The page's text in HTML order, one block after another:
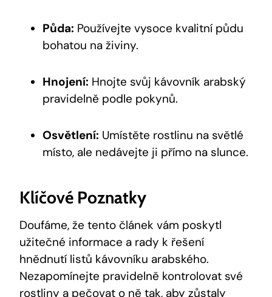
Půda: Používejte vysoce kvalitní půdu
bohatou na živiny.
Hnojení: Hnojte svůj kávovník arabský
pravidelně podle pokynů.
Osvětlení: Umístěte rostlinu na světlé
místo, ale nedávejte ji přímo na slunce.
Klíčové Poznatky
Doufáme, že tento článek vám poskytl
užitečné informace a rady k řešení
hnědnutí listů kávovníku arabského.
Nezapomínejte pravidelně kontrolovat své
rostliny a pečovat o ně tak, aby zůstaly